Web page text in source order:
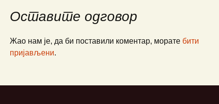
Оставите одговор
Жао нам је, да би поставили коментар, морате бити
пријављени.